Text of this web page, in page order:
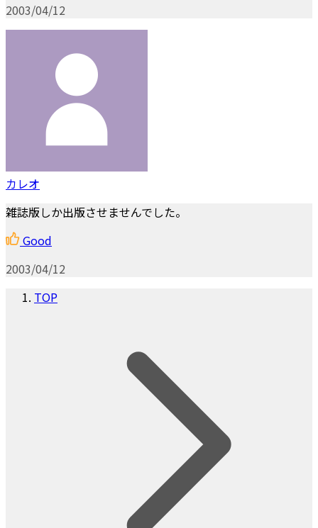
2003/04/12
カレオ
雑誌版しか出版させませんでした。
Good
2003/04/12
TOP